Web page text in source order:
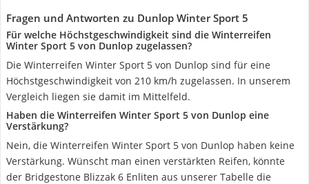
Fragen und Antworten zu Dunlop Winter Sport 5
Für welche Höchstgeschwindigkeit sind die Winterreifen
Winter Sport 5 von Dunlop zugelassen?
Die Winterreifen Winter Sport 5 von Dunlop sind für eine
Höchstgeschwindigkeit von 210 km/h zugelassen. In unserem
Vergleich liegen sie damit im Mittelfeld.
Haben die Winterreifen Winter Sport 5 von Dunlop eine
Verstärkung?
Nein, die Winterreifen Winter Sport 5 von Dunlop haben keine
Verstärkung. Wünscht man einen verstärkten Reifen, könnte
der Bridgestone Blizzak 6 Enliten aus unserer Tabelle die